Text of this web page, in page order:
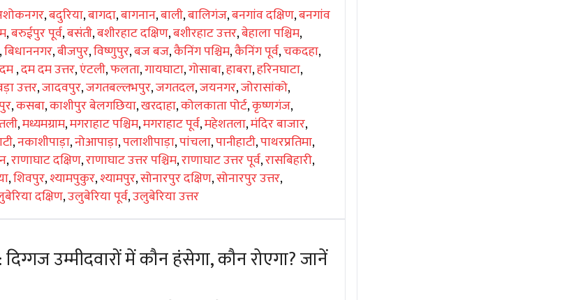
,बदुरिया,बागदा,बागनान,बाली,बालिगंज,बनगांव दक्षिण,बनगांव
,बरुईपुर पूर्व,बसंती,बशीरहाट दक्षिण,बशीरहाट उत्तर,बेहाला पश्चिम,
बिधाननगर,बीजपुर,विष्णुपुर,बज बज,कैनिंग पश्चिम,कैनिंग पूर्व,चकदहा,
,दम दम उत्तर,एंटली,फलता,गायघाटा,गोसाबा,हाबरा,हरिनघाटा,
उत्तर,जादवपुर,जगतबल्लभपुर,जगतदल,जयनगर,जोरासांको,
,कसबा,काशीपुर बेलगछिया,खरदाहा,कोलकाता पोर्ट,कृष्णगंज,
,मध्यमग्राम,मगराहाट पश्चिम,मगराहाट पूर्व,महेशतला,मंदिर बाजार,
,नकाशीपाड़ा,नोआपाड़ा,पलाशीपाड़ा,पांचला,पानीहाटी,पाथरप्रतिमा,
,राणाघाट दक्षिण,राणाघाट उत्तर पश्चिम,राणाघाट उत्तर पूर्व,रासबिहारी,
,शिवपुर,श्यामपुकुर,श्यामपुर,सोनारपुर दक्षिण,सोनारपुर उत्तर,
दक्षिण,उलुबेरिया पूर्व,उलुबेरिया उत्तर
उम्मीदवारों में कौन हंसेगा, कौन रोएगा? जानें